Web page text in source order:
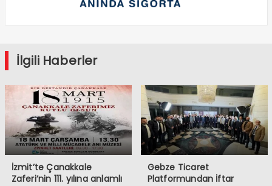
İlgili Haberler
İzmit’te Çanakkale
Zaferi’nin 111. yılına anlamlı
Gebze Ticaret
Platformundan İftar